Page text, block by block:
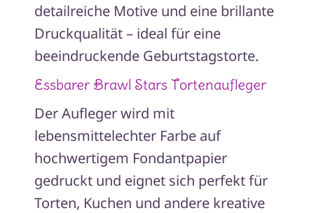
detailreiche Motive und eine brillante
Druckqualität – ideal für eine
beeindruckende Geburtstagstorte.
Essbarer Brawl Stars Tortenaufleger
Der Aufleger wird mit
lebensmittelechter Farbe auf
hochwertigem Fondantpapier
gedruckt und eignet sich perfekt für
Torten, Kuchen und andere kreative